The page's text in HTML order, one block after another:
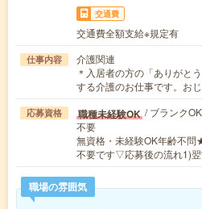
交通費
交通費全額支給※規定有
仕事内容
介護関連
＊入居者の方の「ありがと
する介護のお仕事です。お
応募資格 職種未経験OK / ブランク
不要
無資格・未経験OK年齢不
不要です▽応募後の流れ1)
職場の雰囲気